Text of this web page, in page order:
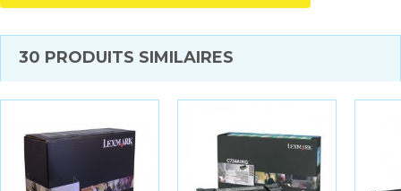
30 PRODUITS SIMILAIRES